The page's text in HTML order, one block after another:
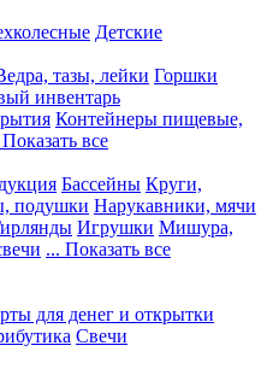
Детские
тазы, лейки Горшки
инвентарь
Контейнеры пищевые,
все
Бассейны Круги,
подушки Нарукавники, мячи
Игрушки Мишура,
... Показать все
для денег и открытки
Свечи